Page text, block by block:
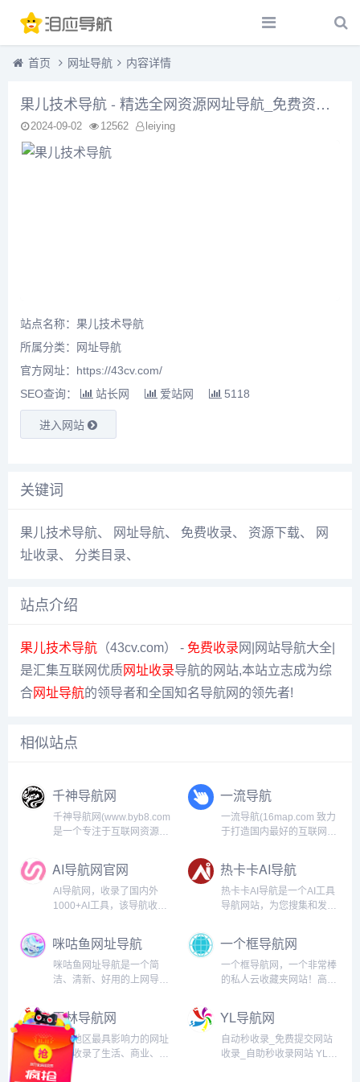
首页 网址导航 内容详情
果儿技术导航 - 精选全网资源网址导航_免费资源分享平台
2024-09-02 12562 leiying
站点名称：果儿技术导航
所属分类：
网址导航
官方网址：https://43cv.com/
SEO查询：
站长网 爱站网 5118
进入网站
关键词
果儿技术导航、 网址导航、 免费收录、 资源下载、
网
址收录、 分类目录、
站点介绍
果儿技术导航 （43cv.com） - 免费收录 网|网站导航大全|
是汇集互联网优质网址收录导航的网站,本站立志成为综
合网址导航的领导者和全国知名导航网的领先者!
相似站点
千神导航网
千神导航网(www.byb8.com
是一个专注于互联网资源分
选优质免费资源、实用技术
教程、最新活动线报、绿色
软件工具和各类实用网站。
我们致力于打造一个干净、
一流导航
一流导航(16map.com 致力
于打造国内最好的互联网上
全网好用强大的网站网址和
软件包括设计、开发、影
视、人工智能、AI、运营、
生活、休闲、办公、工具、
AI导航网官网
AI导航网，收录了国内外
1000+AI工具，该导航收录
视频制作、AI音乐生成、AI
图片处理、AI音频处理、AI
办公软件、AI辅助编程、AI
开放平台、AI资讯、AI算力
热卡卡AI导航
热卡卡AI导航是一个AI工具
导航网站，为您搜集和发现
括AI学术，AI写作和对话，
AI绘画，AI视频生成，AI图
片处理，AI音频，AI编程等
各个领域的AI工具，希望大
咪咕鱼网址导航
咪咕鱼网址导航是一个简
洁、清新、好用的上网导航
网址和分类，选择最适合你
的背景和布局，设置喜欢的
搜索引擎，帮助你快速地上
网冲浪，找到想要的网站和
信息。...
一个框导航网
一个框导航网，一个非常棒
的私人云收藏夹网站！高价
平台！收录了各种五花八门
网址于一个站，整合了多个
常用搜索于一个框，集便
捷、简洁、高效、实用于一
玉林导航网
玉林地区最具影响力的网址
站，收录了生活、商业、行
业、技术、知识、设计、影
YL导航网
自动秒收录_免费提交网站
收录_自助秒收录网站 YL导